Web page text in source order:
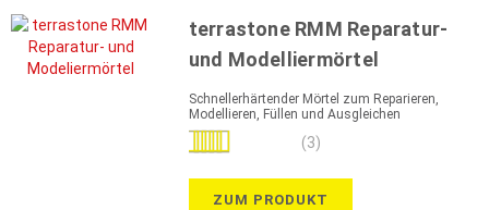
terrastone RMM Reparatur-
und Modelliermörtel
Schnellerhärtender Mörtel zum Reparieren,
Modellieren, Füllen und Ausgleichen
Bewertung:
(3)
ZUM PRODUKT